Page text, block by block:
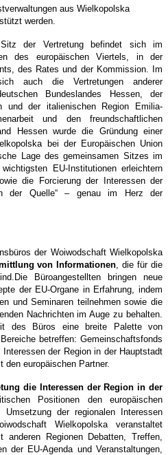
aus Wielkopolska
werden.
der Vertretung befindet sich im
des europäischen Viertels, in der
des Rates und der Kommission. Im
auch die Vertretungen anderer
Bundeslandes Hessen, der
und der italienischen Region Emilia-
und den freundschaftlichen
Hessen wurde die Gründung einer
bei der Europäischen Union
Lage des gemeinsamen Sitzes im
EU-Institutionen erleichtern
die Forcierung der Interessen der
der Quelle“ – genau im Herz der
der Woiwodschaft Wielkopolska
von Informationen , die für die
Büroangestellten bringen neue
der EU-Organe in Erfahrung, indem
und Seminaren teilnehmen sowie die
Nachrichten im Auge zu behalten.
des Büros eine breite Palette von
betreffen: Gemeinschaftsfonds
der Region in der Hauptstadt
den europäischen Partner.
die Interessen der Region in der
Positionen den europäischen
der regionalen Interessen
Wielkopolska veranstaltet
Regionen Debatten, Treffen,
der EU-Agenda und Veranstaltungen,